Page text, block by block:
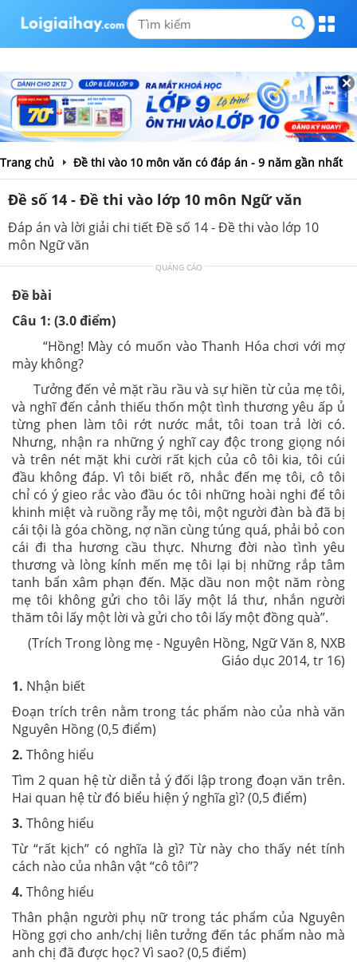
Trang chủ Đề thi vào 10 môn văn có đáp án - 9 năm gần nhất
Đề số 14 - Đề thi vào lớp 10 môn Ngữ văn
Đáp án và lời giải chi tiết Đề số 14 - Đề thi vào lớp 10
môn Ngữ văn
QUẢNG CÁO
Đề bài
Câu 1: (3.0 điểm)
“Hồng! Mày có muốn vào Thanh Hóa chơi với mợ
mày không?
Tưởng đến vẻ mặt rầu rầu và sự hiền từ của mẹ tôi,
và nghĩ đến cảnh thiếu thốn một tình thương yêu ấp ủ
từng phen làm tôi rớt nước mắt, tôi toan trả lời có.
Nhưng, nhận ra những ý nghĩ cay độc trong giọng nói
và trên nét mặt khi cười rất kịch của cô tôi kia, tôi cúi
đầu không đáp. Vì tôi biết rõ, nhắc đến mẹ tôi, cô tôi
chỉ có ý gieo rắc vào đầu óc tôi những hoài nghi để tôi
khinh miệt và ruồng rẫy mẹ tôi, một người đàn bà đã bị
cái tội là góa chồng, nợ nần cùng túng quá, phải bỏ con
cái đi tha hương cầu thực. Nhưng đời nào tình yêu
thương và lòng kính mến mẹ tôi lại bị những rắp tâm
tanh bẩn xâm phạn đến. Mặc dầu non một năm ròng
mẹ tôi không gửi cho tôi lấy một lá thư, nhắn người
thăm tôi lấy một lời và gửi cho tôi lấy một đồng quà”.
(Trích Trong lòng mẹ - Nguyên Hồng, Ngữ Văn 8, NXB
Giáo dục 2014, tr 16)
1. Nhận biết
Đoạn trích trên nằm trong tác phẩm nào của nhà văn
Nguyên Hồng (0,5 điểm)
2. Thông hiểu
Tìm 2 quan hệ từ diễn tả ý đối lập trong đoạn văn trên.
Hai quan hệ từ đó biểu hiện ý nghĩa gì? (0,5 điểm)
3. Thông hiểu
Từ “rất kịch” có nghĩa là gì? Từ này cho thấy nét tính
cách nào của nhân vật “cô tôi”?
4. Thông hiểu
Thân phận người phụ nữ trong tác phẩm của Nguyên
Hồng gợi cho anh/chị liên tưởng đến tác phẩm nào mà
anh chị đã được học? Vì sao? (0,5 điểm)